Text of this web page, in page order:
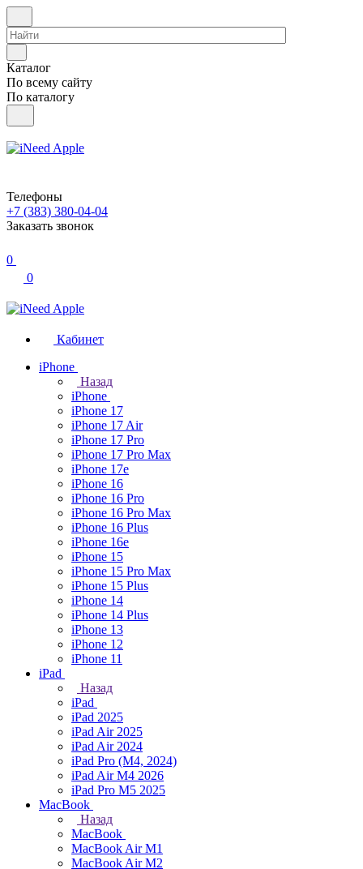
Каталог
По всему сайту
По каталогу
Телефоны
+7 (383) 380-04-04
Заказать звонок
0
0
Кабинет
iPhone
Назад
iPhone
iPhone 17
iPhone 17 Air
iPhone 17 Pro
iPhone 17 Pro Max
iPhone 17e
iPhone 16
iPhone 16 Pro
iPhone 16 Pro Max
iPhone 16 Plus
iPhone 16e
iPhone 15
iPhone 15 Pro Max
iPhone 15 Plus
iPhone 14
iPhone 14 Plus
iPhone 13
iPhone 12
iPhone 11
iPad
Назад
iPad
iPad 2025
iPad Air 2025
iPad Air 2024
iPad Pro (M4, 2024)
iPad Air M4 2026
iPad Pro M5 2025
MacBook
Назад
MacBook
MacBook Air M1
MacBook Air M2